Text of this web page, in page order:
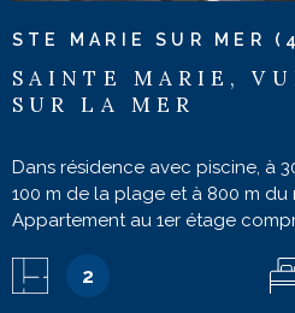
STE MARIE SUR MER
SAINTE MARIE,
SUR LA MER
Dans résidence avec piscine, à
100 m de la plage et à 800 m du
Appartement au 1er étage
plaque induction, réfrigérateur,
table pour 4 convives, canapé
2